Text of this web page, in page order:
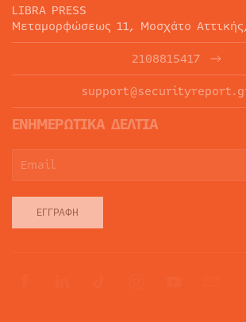
LIBRA PRESS
Μεταμορφώσεως 11, Μοσχάτο
2108815417
ΕΝΗΜΕΡΩΤΙΚΑ ΔΕΛΤΙΑ
ΕΓΓΡΑΦΉ